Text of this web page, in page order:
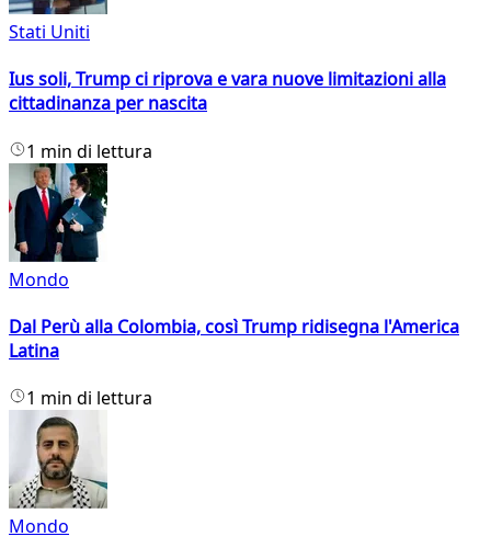
Stati Uniti
Ius soli, Trump ci riprova e vara nuove limitazioni alla
cittadinanza per nascita
1 min di lettura
Mondo
Dal Perù alla Colombia, così Trump ridisegna l'America
Latina
1 min di lettura
Mondo